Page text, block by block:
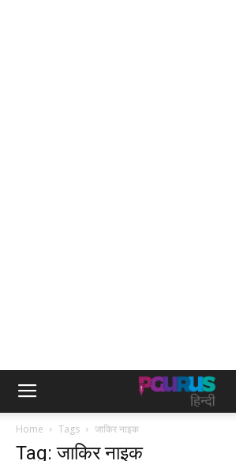
Home Tags जाकिर नाइक
Tag: जाकिर नाइक